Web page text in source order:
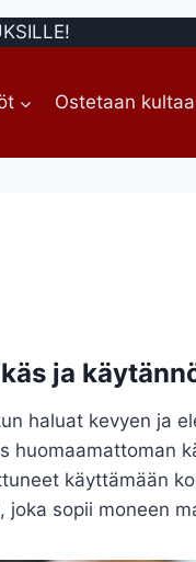
Ostetaan kultaa
ja
haluat kevyen ja
huomaamattoman
käyttämään
sopii moneen